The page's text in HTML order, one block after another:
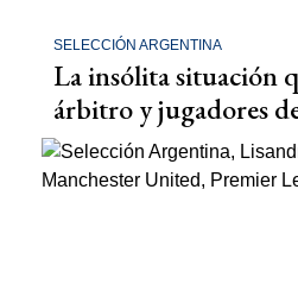
SELECCIÓN ARGENTINA
La insólita situación
árbitro y jugadores